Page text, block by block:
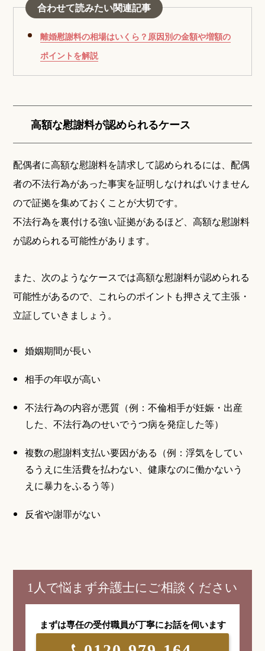
合わせて読みたい関連記事
離婚慰謝料の相場はいくら？原因別の金額や増額の
ポイントを解説
高額な慰謝料が認められるケース
配偶者に高額な慰謝料を請求して認められるには、配偶
者の不法行為があった事実を証明しなければいけません
ので証拠を集めておくことが大切です。
不法行為を裏付ける強い証拠があるほど、高額な慰謝料
が認められる可能性があります。
また、次のようなケースでは高額な慰謝料が認められる
可能性があるので、これらのポイントも押さえて主張・
立証していきましょう。
婚姻期間が長い
相手の年収が高い
不法行為の内容が悪質（例：不倫相手が妊娠・出産
した、不法行為のせいでうつ病を発症した等）
複数の慰謝料支払い要因がある（例：浮気をしてい
るうえに生活費を払わない、健康なのに働かないう
えに暴力をふるう等）
反省や謝罪がない
1人で悩まず弁護士にご相談ください
まずは専任の受付職員が丁寧にお話を伺います